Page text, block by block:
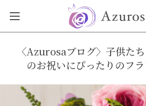
〈Azurosaブログ〉子供た
のお祝いにぴったりのフ